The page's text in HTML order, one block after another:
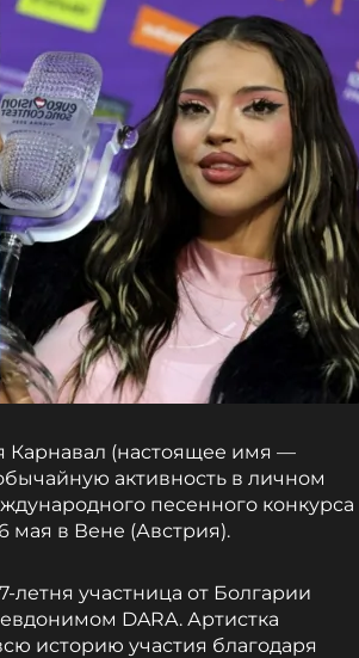
Карнавал (настоящее имя —
активность в личном
песенного конкурса
мая в Вене (Австрия).
участница от Болгарии
DARA. Артистка
историю участия благодаря